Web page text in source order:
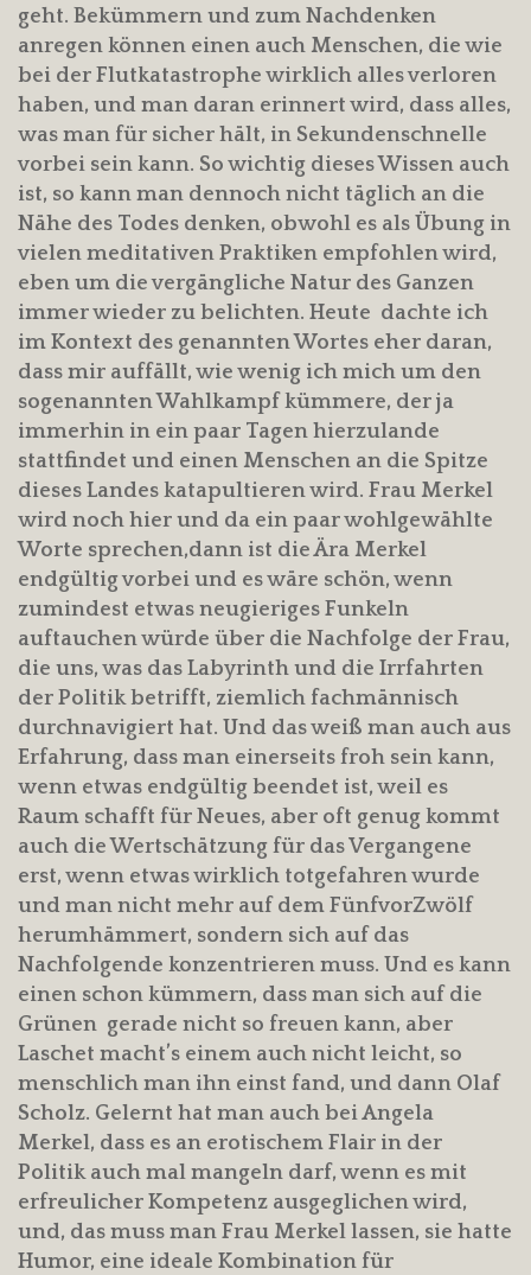
geht. Bekümmern und zum Nachdenken
anregen können einen auch Menschen, die wie
bei der Flutkatastrophe wirklich alles verloren
haben, und man daran erinnert wird, dass alles,
was man für sicher hält, in Sekundenschnelle
vorbei sein kann. So wichtig dieses Wissen auch
ist, so kann man dennoch nicht täglich an die
Nähe des Todes denken, obwohl es als Übung in
vielen meditativen Praktiken empfohlen wird,
eben um die vergängliche Natur des Ganzen
immer wieder zu belichten. Heute dachte ich
im Kontext des genannten Wortes eher daran,
dass mir auffällt, wie wenig ich mich um den
sogenannten Wahlkampf kümmere, der ja
immerhin in ein paar Tagen hierzulande
stattfindet und einen Menschen an die Spitze
dieses Landes katapultieren wird. Frau Merkel
wird noch hier und da ein paar wohlgewählte
Worte sprechen,dann ist die Ära Merkel
endgültig vorbei und es wäre schön, wenn
zumindest etwas neugieriges Funkeln
auftauchen würde über die Nachfolge der Frau,
die uns, was das Labyrinth und die Irrfahrten
der Politik betrifft, ziemlich fachmännisch
durchnavigiert hat. Und das weiß man auch aus
Erfahrung, dass man einerseits froh sein kann,
wenn etwas endgültig beendet ist, weil es
Raum schafft für Neues, aber oft genug kommt
auch die Wertschätzung für das Vergangene
erst, wenn etwas wirklich totgefahren wurde
und man nicht mehr auf dem FünfvorZwölf
herumhämmert, sondern sich auf das
Nachfolgende konzentrieren muss. Und es kann
einen schon kümmern, dass man sich auf die
Grünen gerade nicht so freuen kann, aber
Laschet macht’s einem auch nicht leicht, so
menschlich man ihn einst fand, und dann Olaf
Scholz. Gelernt hat man auch bei Angela
Merkel, dass es an erotischem Flair in der
Politik auch mal mangeln darf, wenn es mit
erfreulicher Kompetenz ausgeglichen wird,
und, das muss man Frau Merkel lassen, sie hatte
Humor, eine ideale Kombination für